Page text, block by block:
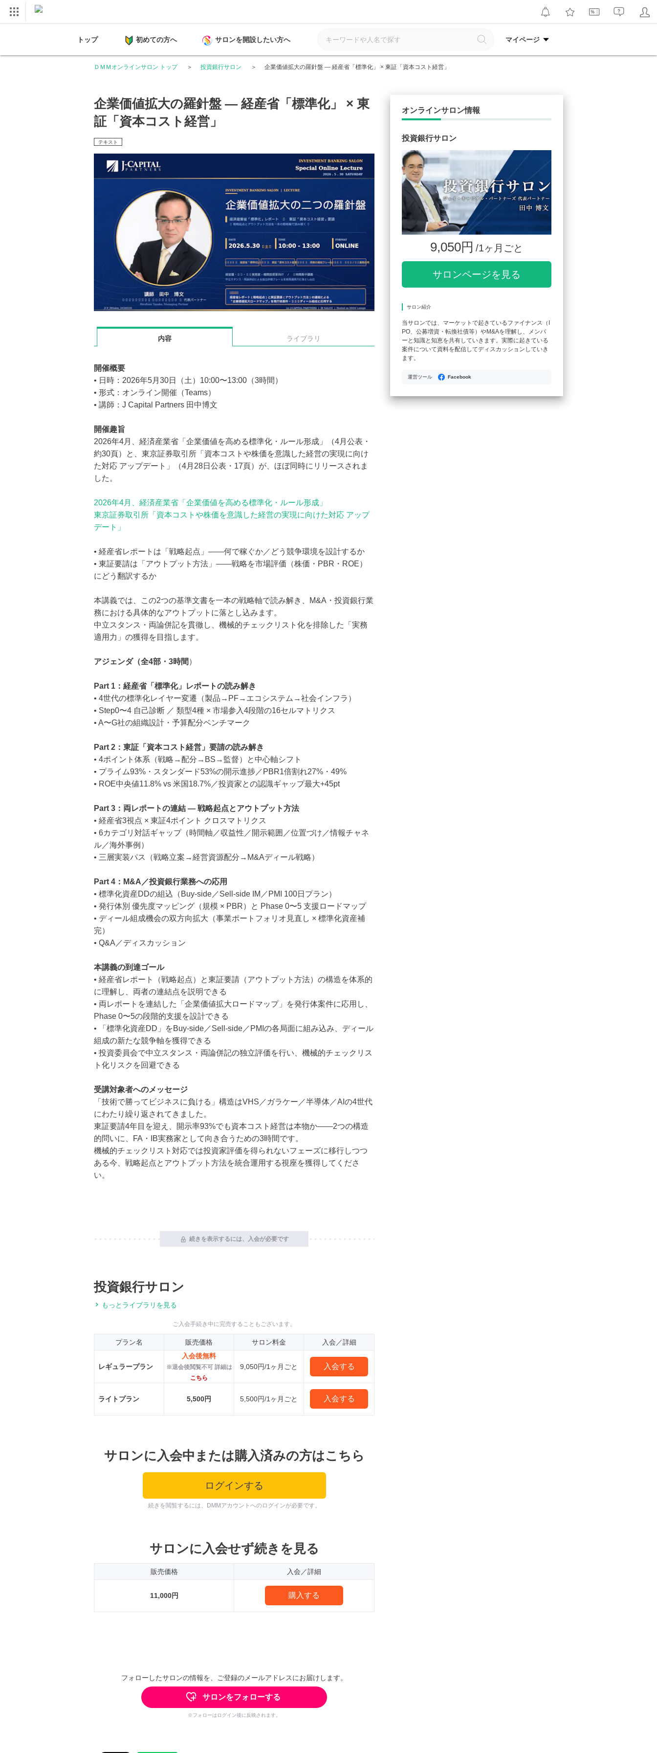
トップ 初めての方へ サロンを開設したい方へ マイページ
ＤＭＭオンラインサロン トップ 投資銀行サロン 企業価値拡大の羅針盤 ― 経産省「標準化」 × 東証「資本コスト経営」
企業価値拡大の羅針盤 ― 経産省「標準化」 × 東
証「資本コスト経営」
テキスト
内容 ライブラリ
開催概要
• 日時：2026年5月30日（土）10:00〜13:00（3時間）
• 形式：オンライン開催（Teams）
• 講師：J Capital Partners 田中博文
開催趣旨
2026年4月、経済産業省「企業価値を高める標準化・ルール形成」（4月公表・
約30頁）と、東京証券取引所「資本コストや株価を意識した経営の実現に向け
た対応 アップデート」（4月28日公表・17頁）が、ほぼ同時にリリースされま
した。
2026年4月、経済産業省「企業価値を高める標準化・ルール形成」
東京証券取引所「資本コストや株価を意識した経営の実現に向けた対応 アップ
デート」
• 経産省レポートは「戦略起点」――何で稼ぐか／どう競争環境を設計するか
• 東証要請は「アウトプット方法」――戦略を市場評価（株価・PBR・ROE）
にどう翻訳するか
本講義では、この2つの基準文書を一本の戦略軸で読み解き、M&A・投資銀行業
務における具体的なアウトプットに落とし込みます。
中立スタンス・両論併記を貫徹し、機械的チェックリスト化を排除した「実務
適用力」の獲得を目指します。
アジェンダ（全4部・3時間 ）
Part 1：経産省「標準化」レポートの読み解き
• 4世代の標準化レイヤー変遷（製品→PF→エコシステム→社会インフラ）
• Step0〜4 自己診断 ／ 類型4種 × 市場参入4段階の16セルマトリクス
• A〜G社の組織設計・予算配分ベンチマーク
Part 2：東証「資本コスト経営」要請の読み解き
• 4ポイント体系（戦略→配分→BS→監督）と中心軸シフト
• プライム93%・スタンダード53%の開示進捗／PBR1倍割れ27%・49%
• ROE中央値11.8% vs 米国18.7%／投資家との認識ギャップ最大+45pt
Part 3：両レポートの連結 ― 戦略起点とアウトプット方法
• 経産省3視点 × 東証4ポイント クロスマトリクス
• 6カテゴリ対話ギャップ（時間軸／収益性／開示範囲／位置づけ／情報チャネ
ル／海外事例）
• 三層実装パス（戦略立案→経営資源配分→M&Aディール戦略）
Part 4：M&A／投資銀行業務への応用
• 標準化資産DDの組込（Buy-side／Sell-side IM／PMI 100日プラン）
• 発行体別 優先度マッピング（規模 × PBR）と Phase 0〜5 支援ロードマップ
• ディール組成機会の双方向拡大（事業ポートフォリオ見直し × 標準化資産補
完）
• Q&A／ディスカッション
本講義の到達ゴール
• 経産省レポート（戦略起点）と東証要請（アウトプット方法）の構造を体系的
に理解し、両者の連結点を説明できる
• 両レポートを連結した「企業価値拡大ロードマップ」を発行体案件に応用し、
Phase 0〜5の段階的支援を設計できる
• 「標準化資産DD」をBuy-side／Sell-side／PMIの各局面に組み込み、ディール
組成の新たな競争軸を獲得できる
• 投資委員会で中立スタンス・両論併記の独立評価を行い、機械的チェックリス
ト化リスクを回避できる
受講対象者へのメッセージ
「技術で勝ってビジネスに負ける」構造はVHS／ガラケー／半導体／AIの4世代
にわたり繰り返されてきました。
東証要請4年目を迎え、開示率93%でも資本コスト経営は本物か――2つの構造
的問いに、FA・IB実務家として向き合うための3時間です。
機械的チェックリスト対応では投資家評価を得られないフェーズに移行しつつ
ある今、戦略起点とアウトプット方法を統合運用する視座を獲得してくださ
い。
続きを表示するには、入会が必要です
投資銀行サロン
もっとライブラリを見る
ご入会手続き中に完売することもございます。
プラン名 販売価格 サロン料金 入会／詳細
レギュラープラン
入会後無料
※退会後閲覧不可 詳細は
こちら
9,050円/1ヶ月ごと 入会する
ライトプラン 5,500円 5,500円/1ヶ月ごと 入会する
サロンに入会中または購入済みの方はこちら
ログインする
続きを閲覧するには、DMMアカウントへのログインが必要です。
サロンに入会せず続きを見る
販売価格 入会／詳細
11,000円 購入する
フォローしたサロンの情報を、ご登録のメールアドレスにお届けします。
サロンをフォローする
※フォローはログイン後に反映されます。
オンラインサロン情報
投資銀行サロン
9,050円 /1ヶ月ごと
サロンページを見る
サロン紹介
当サロンでは、マーケットで起きているファイナンス（I
PO、公募増資・転換社債等）やM&Aを理解し、メンバ
ーと知識と知恵を共有していきます。実際に起きている
案件について資料を配信してディスカッションしていき
ます。
運営ツール Facebook